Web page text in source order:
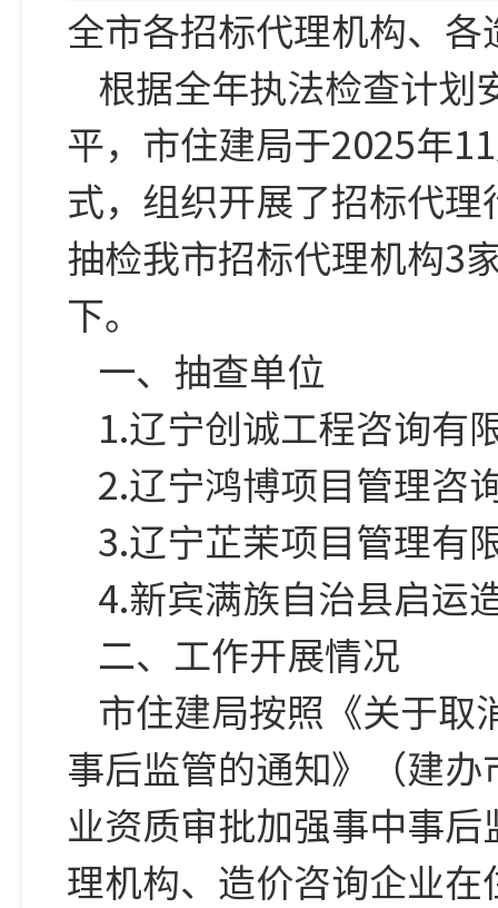
全市各招标代理机构、
根据全年执法检查计划
平，市住建局于2025年
式，组织开展了招标代
抽检我市招标代理机构3
下。
一、抽查单位
1.辽宁创诚工程咨询有
2.辽宁鸿博项目管理咨
3.辽宁芷茉项目管理有
4.新宾满族自治县启运
二、工作开展情况
市住建局按照《关于取
事后监管的通知》（建
业资质审批加强事中事
理机构、造价咨询企业